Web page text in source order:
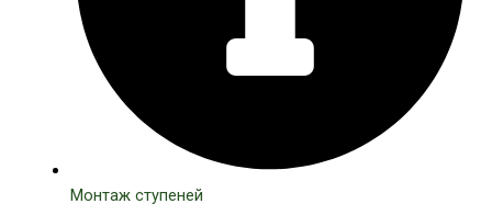
Монтаж ступеней